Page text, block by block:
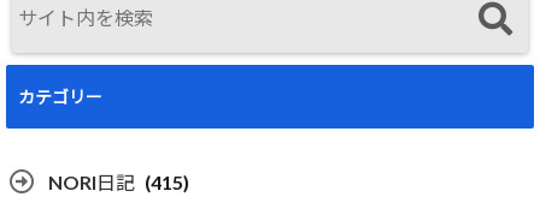
カテゴリー
NORI日記 (415)